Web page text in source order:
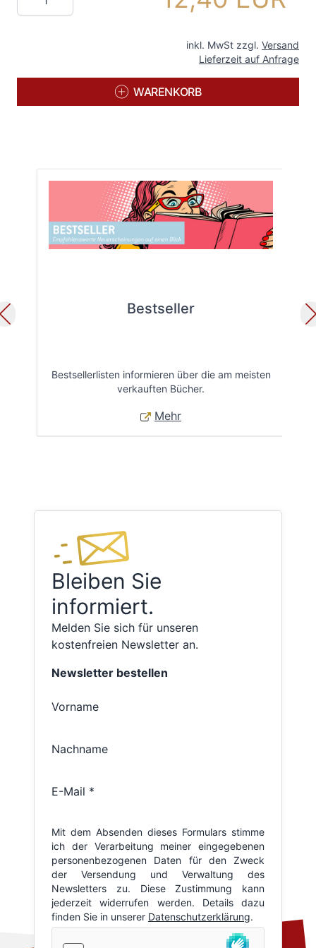
inkl. MwSt zzgl. Versand
Lieferzeit auf Anfrage
WARENKORB
Bestseller
Bestsellerlisten informieren über die am meisten
verkauften Bücher.
Mehr
Bleiben Sie
informiert.
Melden Sie sich für unseren
kostenfreien Newsletter an.